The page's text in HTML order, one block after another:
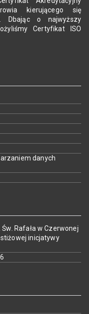
kierującego się
Dbając o najwyższy
Certyfikat ISO
danych
Rafała w Czerwonej
inicjatywy